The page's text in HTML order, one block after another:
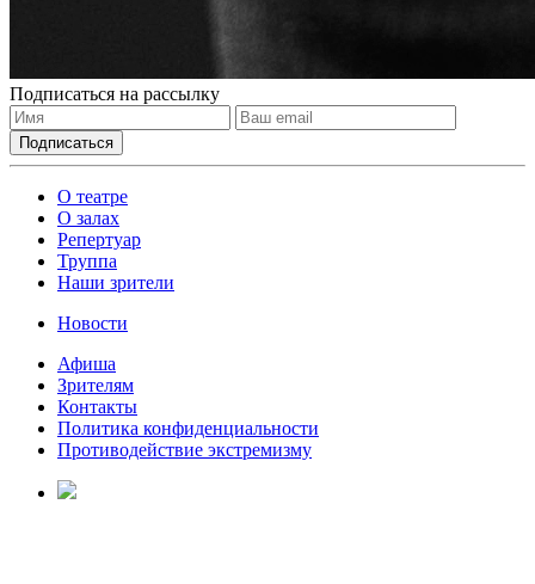
Подписаться на рассылку
О театре
О залах
Репертуар
Труппа
Наши зрители
Новости
Афиша
Зрителям
Контакты
Политика конфиденциальности
Противодействие экстремизму